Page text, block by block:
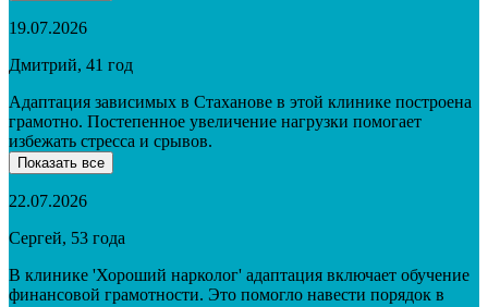
19.07.2026
Дмитрий, 41 год
Адаптация зависимых в Стаханове в этой клинике построена
грамотно. Постепенное увеличение нагрузки помогает
избежать стресса и срывов.
Показать все
22.07.2026
Сергей, 53 года
В клинике 'Хороший нарколог' адаптация включает обучение
финансовой грамотности. Это помогло навести порядок в